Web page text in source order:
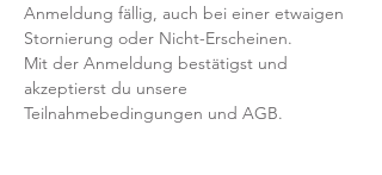
Anmeldung fällig, auch bei einer etwaigen
Stornierung oder Nicht-Erscheinen.
Mit der Anmeldung bestätigst und
akzeptierst du unsere
Teilnahmebedingungen und AGB.